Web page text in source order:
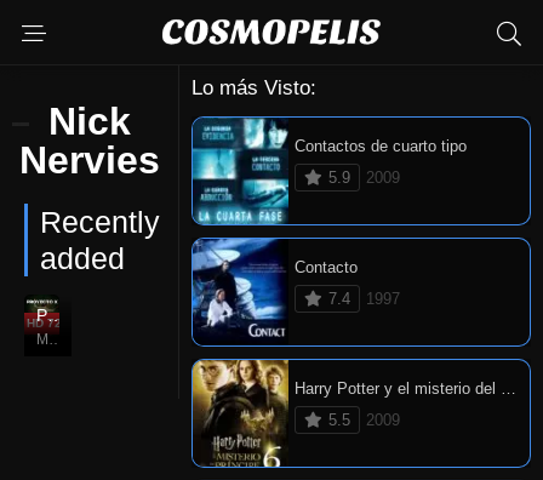
Nick
Nervies
Recently
added
6.6
HD 720P
Proyecto X
Mar. 01, 2012
Lo más Visto:
Contactos de cuarto tipo
5.9
2009
Contacto
7.4
1997
Harry Potter y el misterio del príncipe
5.5
2009